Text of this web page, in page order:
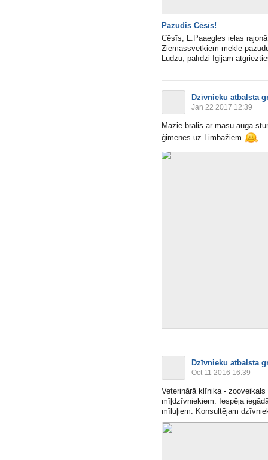
Pazudis Cēsīs!
Cēsīs, L.Paaegles ielas
Ziemassvētkiem meklē
Lūdzu, palīdzi Igijam
Dzīvnieku atbalsta
Jan 22 2017 12:39
Mazie brālis ar māsu auga
ģimenes uz Limbažiem
Dzīvnieku atbalsta
Oct 11 2016 16:39
Veterinārā klīnika -
mīļdzīvniekiem. Iespēja
mīluļiem. Konsultējam